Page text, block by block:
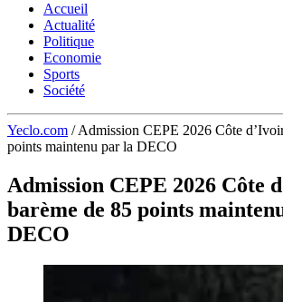
Accueil
Actualité
Politique
Economie
Sports
Société
Yeclo.com / Admission CEPE 2026 Côte
points maintenu par la DECO
Admission CEPE 2026 Côte
barème de 85 points
DECO